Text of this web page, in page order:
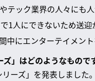
ック業界の人々にも人
1人にできないため送
中にエンターテイメン
」はどのようなもので
ーズ」を発表しまし